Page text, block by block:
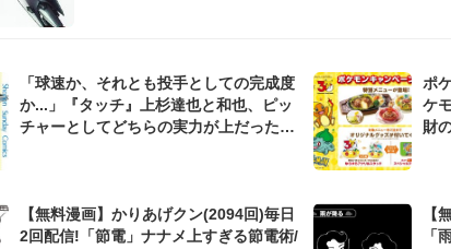
「球速か、それとも投手としての完成度
か...」『タッチ』上杉達也と和也、ピッ
チャーとしてどちらの実力が上だったの
ポ
ケ
財
【無料漫画】かりあげクン(2094回)毎日
2回配信!「節電」ナナメ上すぎる節電術/
【
「